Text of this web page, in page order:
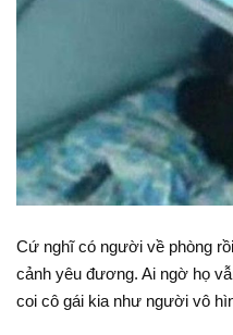
Cứ nghĩ có người về phòng
cảnh yêu đương. Ai ngờ họ
coi cô gái kia như người vô